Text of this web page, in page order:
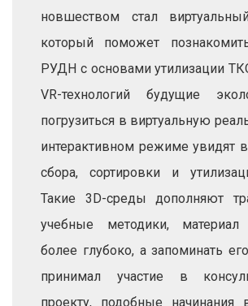
новшеством стал
который поможет
РУДН с основами утилизации
VR-технологий будущие
погрузиться в виртуальную
интерактивном режиме увидят
сбора, сортировки и
Такие 3D-среды дополняют
учебные методики, материал
более глубоко, а запоминать
принимал участие в
проекту, подобные